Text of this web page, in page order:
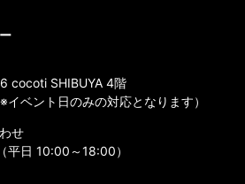
cocoti SHIBUYA 4階
※イベント日のみの対応となります）
せ
（平日 10:00～18:00）